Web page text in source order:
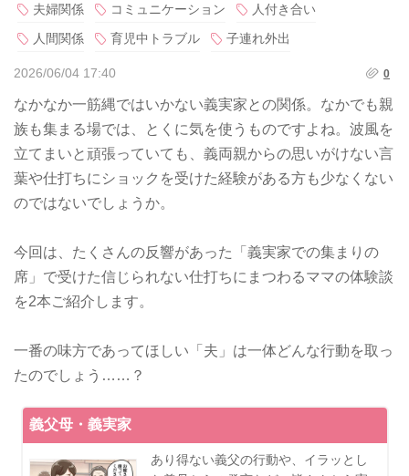
夫婦関係
コミュニケーション
人付き合い
人間関係
育児中トラブル 子連れ外出
2026/06/04 17:40 0
なかなか一筋縄ではいかない義実家との関係。なかでも親
族も集まる場では、とくに気を使うものですよね。波風を
立てまいと頑張っていても、義両親からの思いがけない言
葉や仕打ちにショックを受けた経験がある方も少なくない
のではないでしょうか。
今回は、たくさんの反響があった「義実家での集まりの
席」で受けた信じられない仕打ちにまつわるママの体験談
を2本ご紹介します。
一番の味方であってほしい「夫」は一体どんな行動を取っ
たのでしょう……？
義父母・義実家
あり得ない義父の行動や、イラッとし